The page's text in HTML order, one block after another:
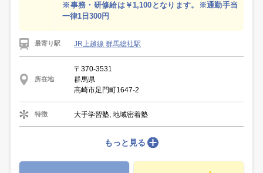
※事務・研修給は￥1,100となります。※通勤手当
一律1日300円
最寄り駅 JR上越線 群馬総社駅
所在地
〒370-3531
群馬県
高崎市足門町1647-2
特徴 大手学習塾, 地域密着塾
もっと見る